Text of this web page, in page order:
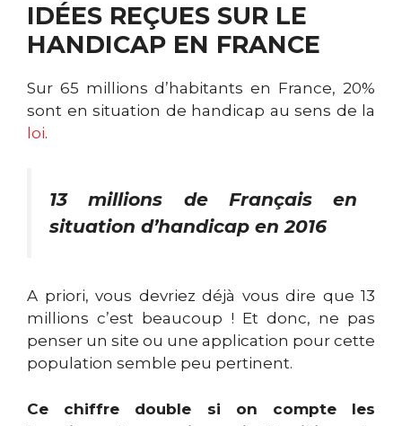
IDÉES REÇUES SUR LE
HANDICAP EN FRANCE
Sur 65 millions d’habitants en France, 20%
sont en situation de handicap au sens de la
loi.
13 millions de Français en
situation d’handicap en 2016
A priori, vous devriez déjà vous dire que 13
millions c’est beaucoup ! Et donc, ne pas
penser un site ou une application pour cette
population semble peu pertinent.
Ce chiffre double si on compte les